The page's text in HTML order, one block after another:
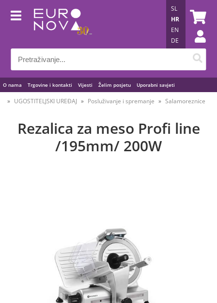
O nama Trgovine i kontakti Vijesti Želim posjetu Uporabni savjeti
SL
HR
EN
DE
UGOSTITELJSKI UREĐAJ Posluživanje i spremanje Salamoreznice
Rezalica za meso Profi line
/195mm/ 200W